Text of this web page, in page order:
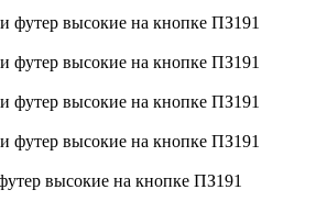
высокие на кнопке ПЗ191